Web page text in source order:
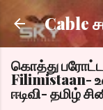
Cable
கொத்து
Filimistaan-
ஈடிவி- தமிழ்